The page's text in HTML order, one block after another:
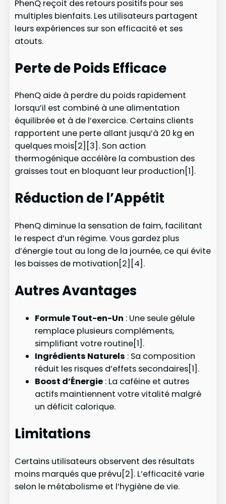
PhenQ reçoit des retours positifs pour ses
multiples bienfaits. Les utilisateurs partagent
leurs expériences sur son efficacité et ses
atouts.
Perte de Poids Efficace
PhenQ aide à perdre du poids rapidement
lorsqu’il est combiné à une alimentation
équilibrée et à de l’exercice. Certains clients
rapportent une perte allant jusqu’à 20 kg en
quelques mois[2][3]. Son action
thermogénique accélère la combustion des
graisses tout en bloquant leur production[1].
Réduction de l’Appétit
PhenQ diminue la sensation de faim, facilitant
le respect d’un régime. Vous gardez plus
d’énergie tout au long de la journée, ce qui évite
les baisses de motivation[2][4].
Autres Avantages
Formule Tout-en-Un : Une seule gélule
remplace plusieurs compléments,
simplifiant votre routine[1].
Ingrédients Naturels : Sa composition
réduit les risques d’effets secondaires[1].
Boost d’Énergie : La caféine et autres
actifs maintiennent votre vitalité malgré
un déficit calorique.
Limitations
Certains utilisateurs observent des résultats
moins marqués que prévu[2]. L’efficacité varie
selon le métabolisme et l’hygiène de vie.